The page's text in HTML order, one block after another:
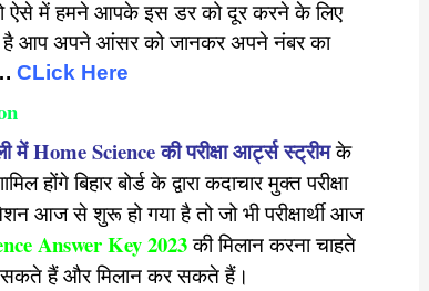
ऐसे में हमने आपके इस डर को दूर करने के लिए
है आप अपने आंसर को जानकर अपने नंबर का
CLick Here
में Home Science की परीक्षा आर्ट्स स्ट्रीम के
होंगे बिहार बोर्ड के द्वारा कदाचार मुक्त परीक्षा
आज से शुरू हो गया है तो जो भी परीक्षार्थी आज
Answer Key 2023 की मिलान करना चाहते
सकते हैं और मिलान कर सकते हैं।